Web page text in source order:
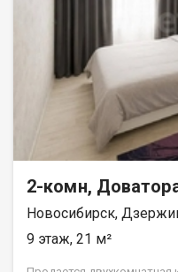
2-комн,
Новосибирск,
9 этаж, 21 м²